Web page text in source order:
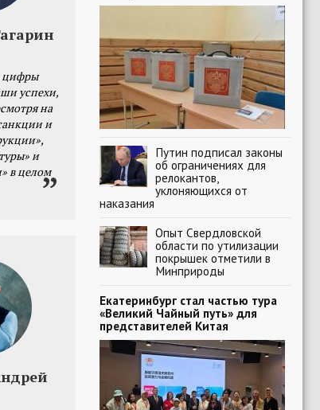
цифры
успехи,
на
и
и
в целом
Путин подписал законы
об ограничениях для
релокантов,
уклоняющихся от
наказания
Опыт Свердловской
области по утилизации
покрышек отметили в
Минприроды
Екатеринбург стал частью тура
«Великий Чайный путь» для
представителей Китая